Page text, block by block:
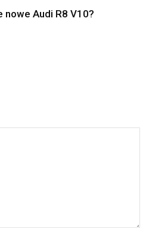
nowe Audi R8 V10?